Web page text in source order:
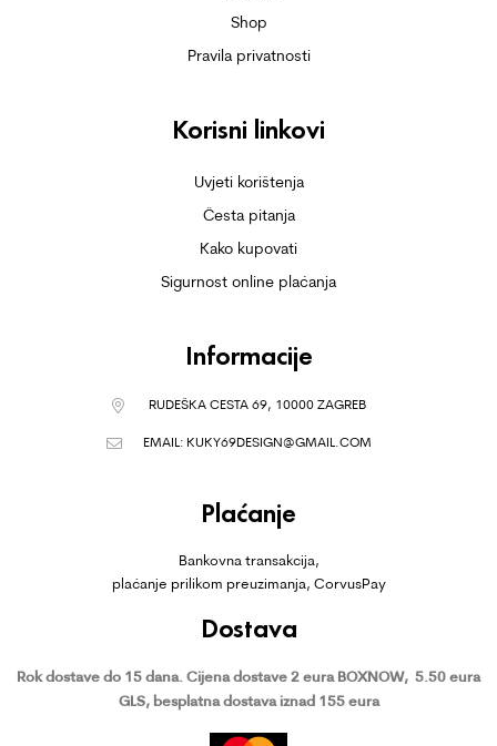
Shop
Pravila privatnosti
Korisni linkovi
Uvjeti korištenja
Česta pitanja
Kako kupovati
Sigurnost online plaćanja
Informacije
RUDEŠKA CESTA 69, 10000 ZAGREB
EMAIL: KUKY69DESIGN@GMAIL.COM
Plaćanje
Bankovna transakcija,
plaćanje prilikom preuzimanja, CorvusPay
Dostava
Rok dostave do 15 dana. Cijena dostave 2 eura BOXNOW, 5.50 eura
GLS, besplatna dostava iznad 155 eura